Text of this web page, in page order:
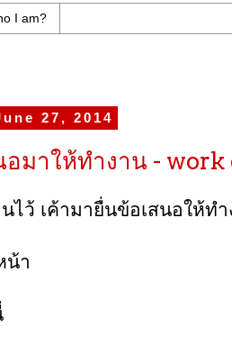
I am?
27, 2014
อมาให้ทำงาน - work
ไว้ เค้ามายื่นข้อเสนอให้ทำ
น้า